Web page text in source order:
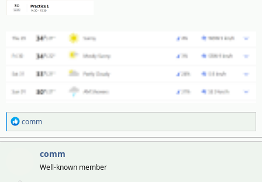
R
e
a
comm
comm
Well-known member